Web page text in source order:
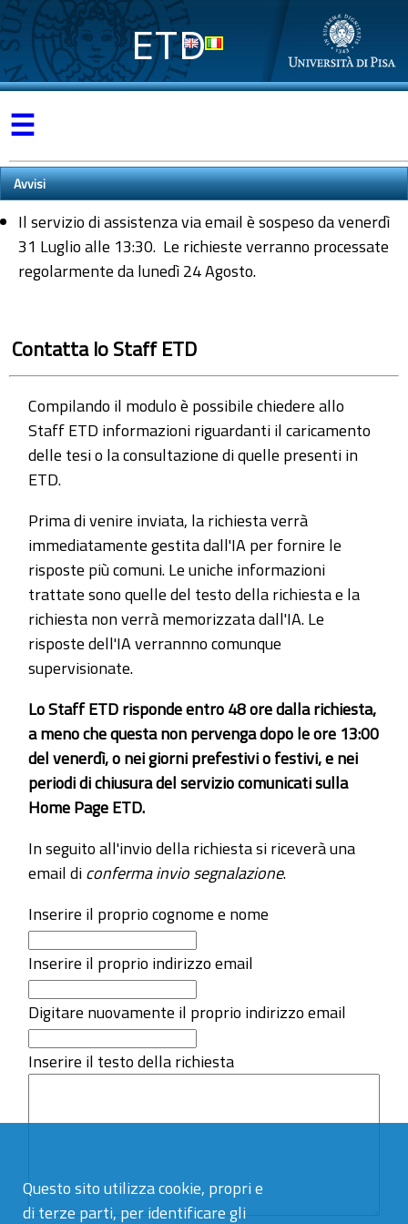
Questo sito utilizza cookie, propri e
di terze parti, per identificare gli
ETD
☰
Avvisi
Il servizio di assistenza via email è sospeso da venerdì
31 Luglio alle 13:30. Le richieste verranno processate
regolarmente da lunedì 24 Agosto.
Contatta lo Staff ETD
Compilando il modulo è possibile chiedere allo
Staff ETD informazioni riguardanti il caricamento
delle tesi o la consultazione di quelle presenti in
ETD.
Prima di venire inviata, la richiesta verrà
immediatamente gestita dall'IA per fornire le
risposte più comuni. Le uniche informazioni
trattate sono quelle del testo della richiesta e la
richiesta non verrà memorizzata dall'IA. Le
risposte dell'IA verrannno comunque
supervisionate.
Lo Staff ETD risponde entro 48 ore dalla richiesta,
a meno che questa non pervenga dopo le ore 13:00
del venerdì, o nei giorni prefestivi o festivi, e nei
periodi di chiusura del servizio comunicati sulla
Home Page ETD.
In seguito all'invio della richiesta si riceverà una
email diconferma invio segnalazione.
Inserire il proprio cognome e nome
Inserire il proprio indirizzo email
Digitare nuovamente il proprio indirizzo email
Inserire il testo della richiesta